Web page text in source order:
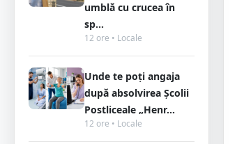
umblă cu crucea în
sp...
12 ore • Locale
Unde te poți angaja
după absolvirea Școlii
Postliceale „Henr...
12 ore • Locale